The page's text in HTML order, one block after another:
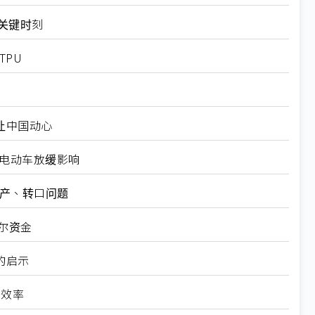
键时刻
中国动心
动车放缓影响
、转口问题
资金
启示
率